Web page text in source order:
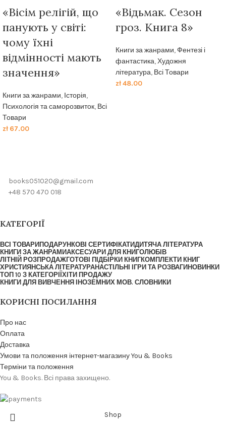
«Вісім релігій, що
панують у світі:
чому їхні
відмінності мають
значення»
Книги за жанрами, Історія,
Психологія та саморозвиток, Всі
Товари
zł 67.00
«Відьмак. Сезон
гроз. Книга 8»
Книги за жанрами,Фентезі і
фантастика,Художня
література, Всі Товари
zł48.00
books051020@gmail.com
+48 570 470 018
КАТЕГОРІЇ
ВСІ ТОВАРИПОДАРУНКОВІ СЕРТИФІКАТИДИТЯЧА ЛІТЕРАТУРА
КНИГИ ЗА ЖАНРАМИАКСЕСУАРИ ДЛЯ КНИГОЛЮБІВ
ЛІТНІЙ РОЗПРОДАЖГОТОВІ ПІДБІРКИ КНИГКОМПЛЕКТИ КНИГ
ХРИСТИЯНСЬКА ЛІТЕРАТУРАНАСТІЛЬНІ ІГРИ ТА РОЗВАГИНОВИНКИ
ТОП 10 З КАТЕГОРІЇХІТИ ПРОДАЖУ
КНИГИ ДЛЯ ВИВЧЕННЯ ІНОЗЕМНИХ МОВ. СЛОВНИКИ
КОРИСНІ ПОСИЛАННЯ
Про нас
Оплата
Доставка
Умови та положення інтернет-магазину You & Books
Терміни та положення
You & Books. Всі права захищено.
Shop